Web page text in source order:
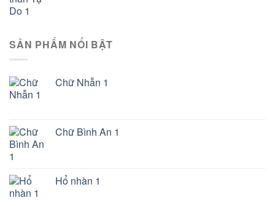
SẢN PHẨM NỔI BẬT
Chữ Nhẫn 1
Chữ Bình An 1
Hổ nhàn 1